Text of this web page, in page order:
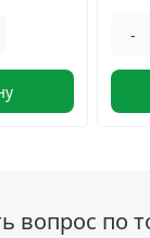
-
вопрос по